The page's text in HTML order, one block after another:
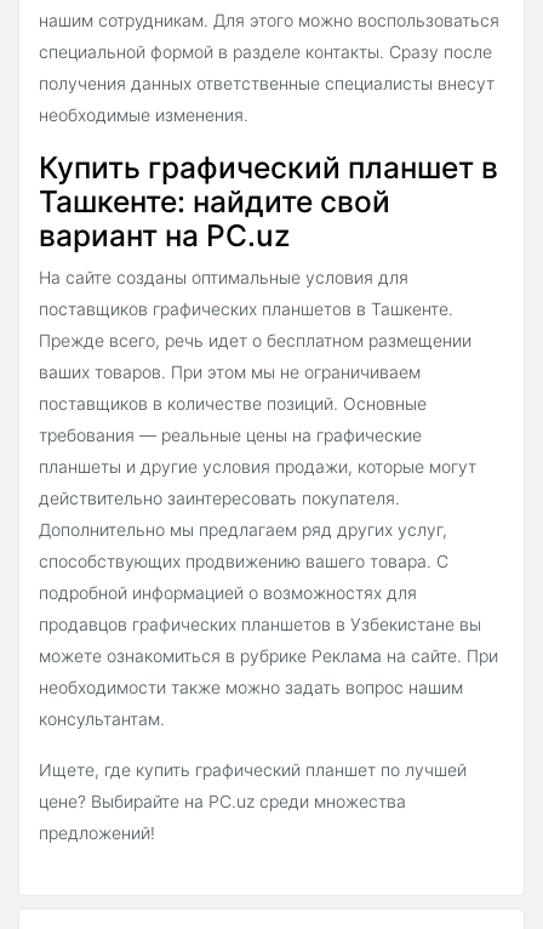
нашим сотрудникам. Для этого можно воспользоваться
специальной формой в разделе контакты. Сразу после
получения данных ответственные специалисты внесут
необходимые изменения.
Купить графический планшет в
Ташкенте: найдите свой
вариант на PC.uz
На сайте созданы оптимальные условия для
поставщиков графических планшетов в Ташкенте.
Прежде всего, речь идет о бесплатном размещении
ваших товаров. При этом мы не ограничиваем
поставщиков в количестве позиций. Основные
требования — реальные цены на графические
планшеты и другие условия продажи, которые могут
действительно заинтересовать покупателя.
Дополнительно мы предлагаем ряд других услуг,
способствующих продвижению вашего товара. С
подробной информацией о возможностях для
продавцов графических планшетов в Узбекистане вы
можете ознакомиться в рубрике Реклама на сайте. При
необходимости также можно задать вопрос нашим
консультантам.
Ищете, где купить графический планшет по лучшей
цене? Выбирайте на PC.uz среди множества
предложений!